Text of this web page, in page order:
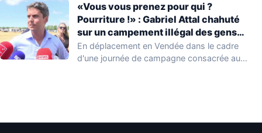
«Vous vous prenez pour qui ?
Pourriture !» : Gabriel Attal chahuté
sur un campement illégal des gens
du voyage
En déplacement en Vendée dans le cadre
d'une journée de campagne consacrée aux